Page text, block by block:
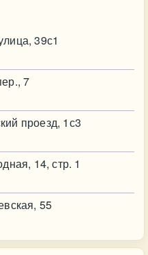
39с1
7
проезд, 1с3
14, стр. 1
55